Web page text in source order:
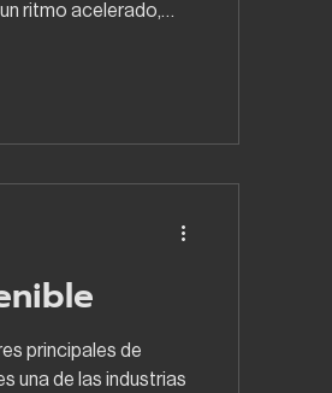
ritmo acelerado,
prof
principales de
una de las industrias